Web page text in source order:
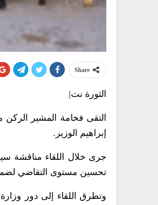
Share
الثورة نت|
التقى فخامة المشير
إبراهيم الوزير.
جرى خلال اللقاء مناقشة سير
تحسين مستوى التقاضي
وتطرق اللقاء إلى دور